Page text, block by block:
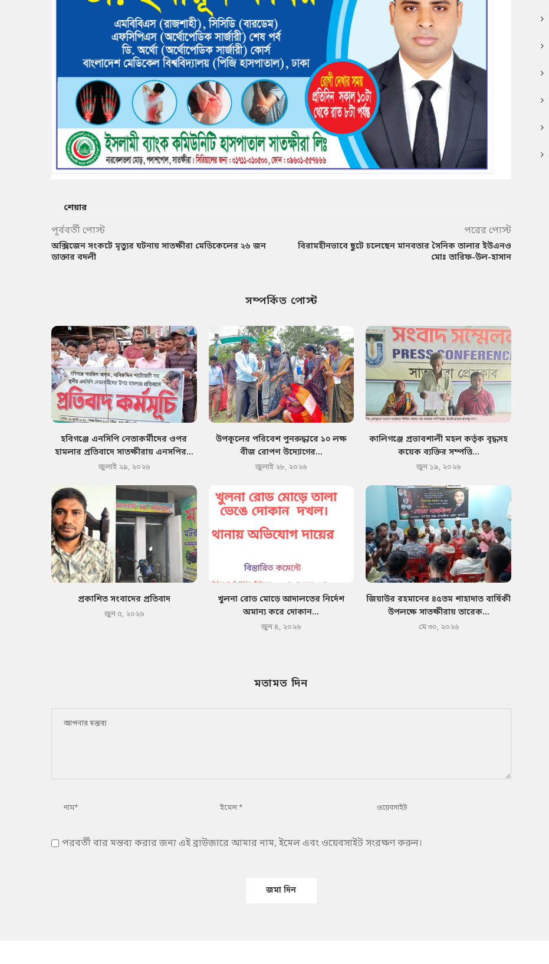
শেয়ার
পূর্ববর্তী পোস্ট
অক্সিজেন সংকটে মৃত্যুর ঘটনায় সাতক্ষীরা মেডিকেলের ২৬ জন
ডাক্তার বদলী
পরের পোস্ট
বিরামহীনভাবে ছুটে চলেছেন মানবতার সৈনিক তালার ইউএনও
মোঃ তারিফ-উল-হাসান
সম্পর্কিত পোস্ট
হবিগঞ্জে এনসিপি নেতাকর্মীদের ওপর
হামলার প্রতিবাদে সাতক্ষীরায় এনসপির...
জুলাই ২৯, ২০২৬
উপকূলের পরিবেশ পুনরুদ্ধারে ১০ লক্ষ
বীজ রোপণ উদ্যোগের...
জুলাই ২৮, ২০২৬
কালিগঞ্জে প্রভাবশালী মহল কর্তৃক বৃদ্ধসহ
কয়েক ব্যক্তির সম্পত্তি...
জুন ১৯, ২০২৬
প্রকাশিত সংবাদের প্রতিবাদ
জুন ৫, ২০২৬
খুলনা রোড মোড়ে আদালতের নির্দেশ
অমান্য করে দোকান...
জুন ৪, ২০২৬
জিয়াউর রহমানের ৪৫তম শাহাদাত বার্ষিকী
উপলক্ষে সাতক্ষীরায় তারেক...
মে ৩০, ২০২৬
মতামত দিন
পরবর্তী বার মন্তব্য করার জন্য এই ব্রাউজারে আমার নাম, ইমেল এবং ওয়েবসাইট সংরক্ষণ করুন।